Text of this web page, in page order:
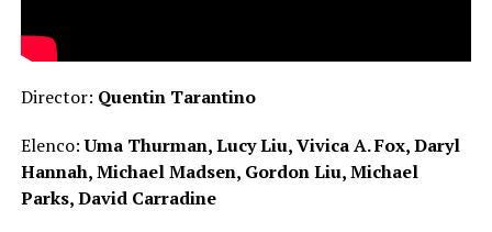
Director: Quentin Tarantino
Elenco:Uma Thurman, Lucy Liu, Vivica A. Fox, Daryl
Hannah, Michael Madsen, Gordon Liu, Michael
Parks, David Carradine